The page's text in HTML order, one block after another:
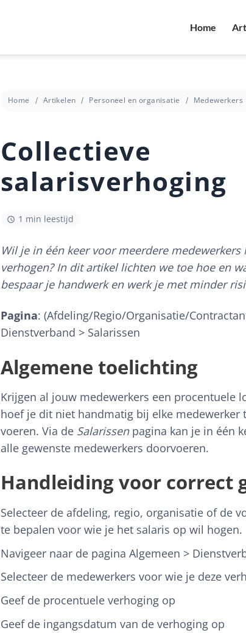
Home
Home Artikelen Personeel en organisatie Medewerkers
Collectieve
salarisverhoging
1 min leestijd
Wil je in één keer voor meerdere
verhogen? In dit artikel lichten we toe hoe en
bespaar je handwerk en werk je met minder
Pagina: (Afdeling/Regio/Organisatie/
Dienstverband > Salarissen
Algemene toelichting
Krijgen al jouw medewerkers een procentuele
hoef je dit niet handmatig bij elke medewerker
voeren. Via de Salarissenpagina kan je in één
alle gewenste medewerkers doorvoeren.
Handleiding voor correct
Selecteer de afdeling, regio, organisatie of de
te bepalen voor wie je het salaris op wil hogen.
Navigeer naar de pagina Algemeen >
Selecteer de medewerkers voor wie je deze
Geef de procentuele verhoging op
Geef de ingangsdatum van de verhoging op